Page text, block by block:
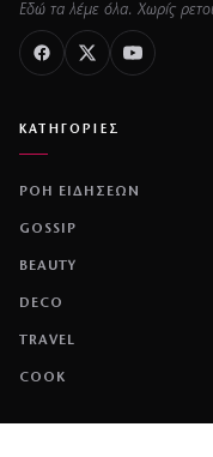
Εδώ τα λέμε όλα. Χωρίς
ΚΑΤΗΓΟΡΙΕΣ
ΡΟΗ ΕΙΔΗΣΕΩΝ
GOSSIP
BEAUTY
DECO
TRAVEL
COOK